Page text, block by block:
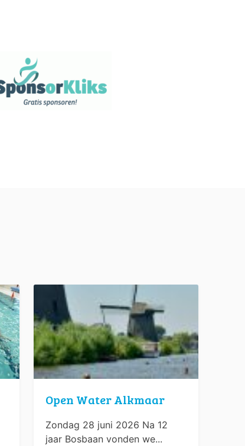
Open Water Alkmaar
Zondag 28 juni 2026 Na 12
jaar Bosbaan vonden we...